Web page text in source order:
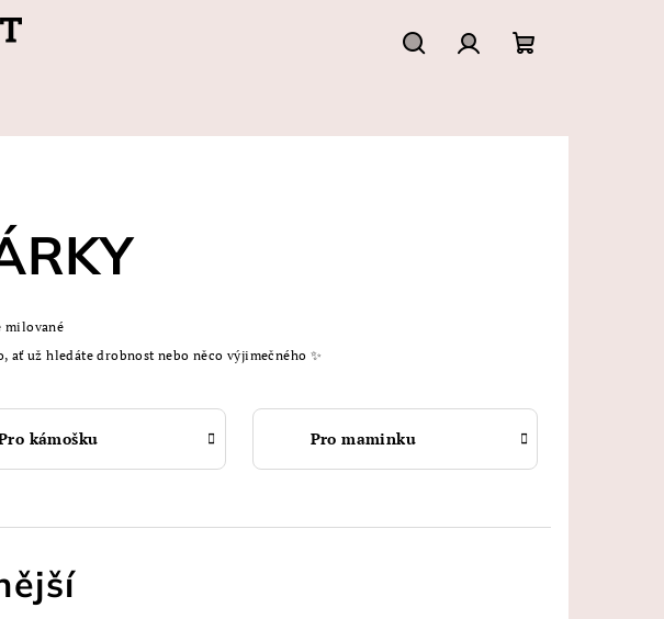
košík
milované
už hledáte drobnost nebo něco výjimečného ✨
kámošku Pro maminku